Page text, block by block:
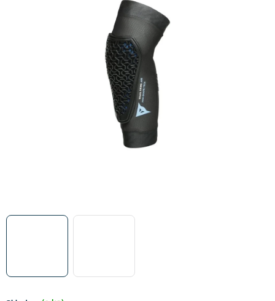
Obchodní podmínky
Doprava a platba
Čeština
Servis
Půjčovna nosičů kol